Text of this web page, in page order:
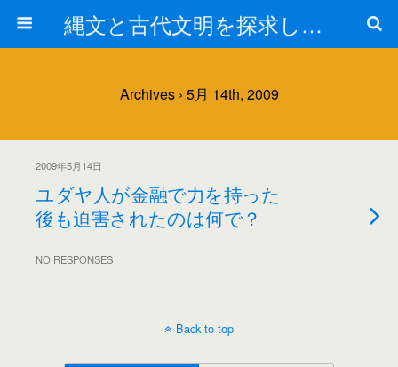
縄文と古代文明を探求しよう！
Archives › 5月 14th, 2009
2009年5月14日
ユダヤ人が金融で力を持った
後も迫害されたのは何で？
NO RESPONSES
Back to top